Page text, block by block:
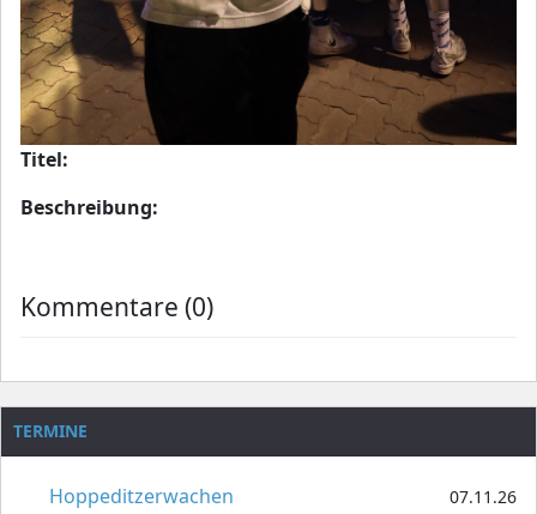
Titel:
Beschreibung:
Kommentare (0)
TERMINE
Hoppeditzerwachen 07.11.26